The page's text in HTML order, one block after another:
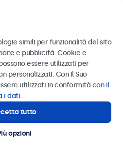
x 41 mm
Aggiungi al carrello
al
simili per funzionalità del sito
e pubblicità. Cookie e
essere utilizzati per
personalizzati. Con il Suo
utilizzati in conformità con il
i dati.
tutto
opzioni